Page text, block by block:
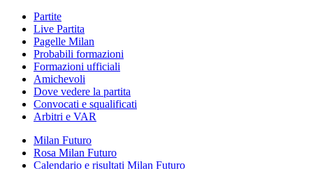
Partite
Live Partita
Pagelle Milan
Probabili formazioni
Formazioni ufficiali
Amichevoli
Dove vedere la partita
Convocati e squalificati
Arbitri e VAR
Milan Futuro
Rosa Milan Futuro
Calendario e risultati Milan Futuro